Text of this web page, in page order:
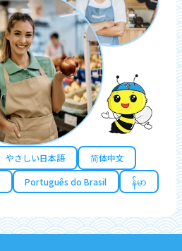
やさしい日本語
简体中文
Português do Brasil န်မာ